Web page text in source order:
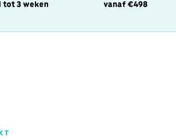
tot 3 weken vanaf €498